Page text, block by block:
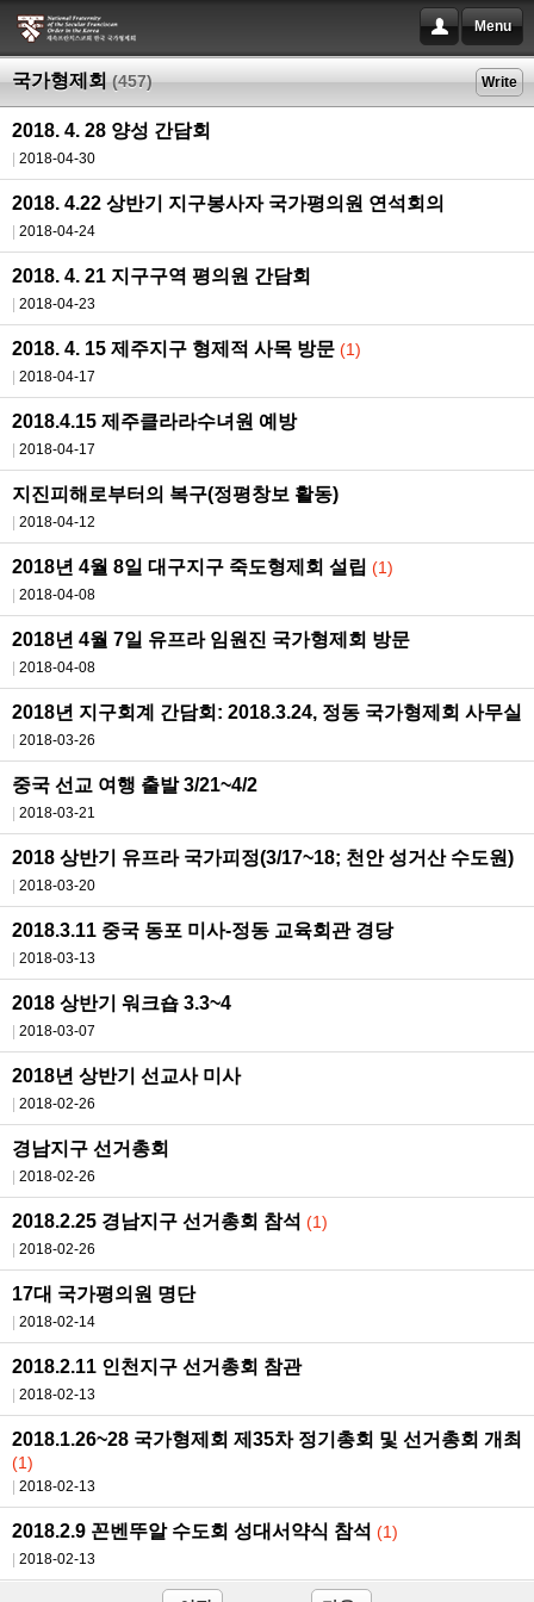
Menu
국가형제회 (457) Write
2018. 4. 28 양성 간담회
2018-04-30
2018. 4.22 상반기 지구봉사자 국가평의원 연석회의
2018-04-24
2018. 4. 21 지구구역 평의원 간담회
2018-04-23
2018. 4. 15 제주지구 형제적 사목 방문 (1)
2018-04-17
2018.4.15 제주클라라수녀원 예방
2018-04-17
지진피해로부터의 복구(정평창보 활동)
2018-04-12
2018년 4월 8일 대구지구 죽도형제회 설립 (1)
2018-04-08
2018년 4월 7일 유프라 임원진 국가형제회 방문
2018-04-08
2018년 지구회계 간담회: 2018.3.24, 정동 국가형제회 사무실
2018-03-26
중국 선교 여행 출발 3/21~4/2
2018-03-21
2018 상반기 유프라 국가피정(3/17~18; 천안 성거산 수도원)
2018-03-20
2018.3.11 중국 동포 미사-정동 교육회관 경당
2018-03-13
2018 상반기 워크숍 3.3~4
2018-03-07
2018년 상반기 선교사 미사
2018-02-26
경남지구 선거총회
2018-02-26
2018.2.25 경남지구 선거총회 참석 (1)
2018-02-26
17대 국가평의원 명단
2018-02-14
2018.2.11 인천지구 선거총회 참관
2018-02-13
2018.1.26~28 국가형제회 제35차 정기총회 및 선거총회 개최
(1)
2018-02-13
2018.2.9 꼰벤뚜알 수도회 성대서약식 참석 (1)
2018-02-13